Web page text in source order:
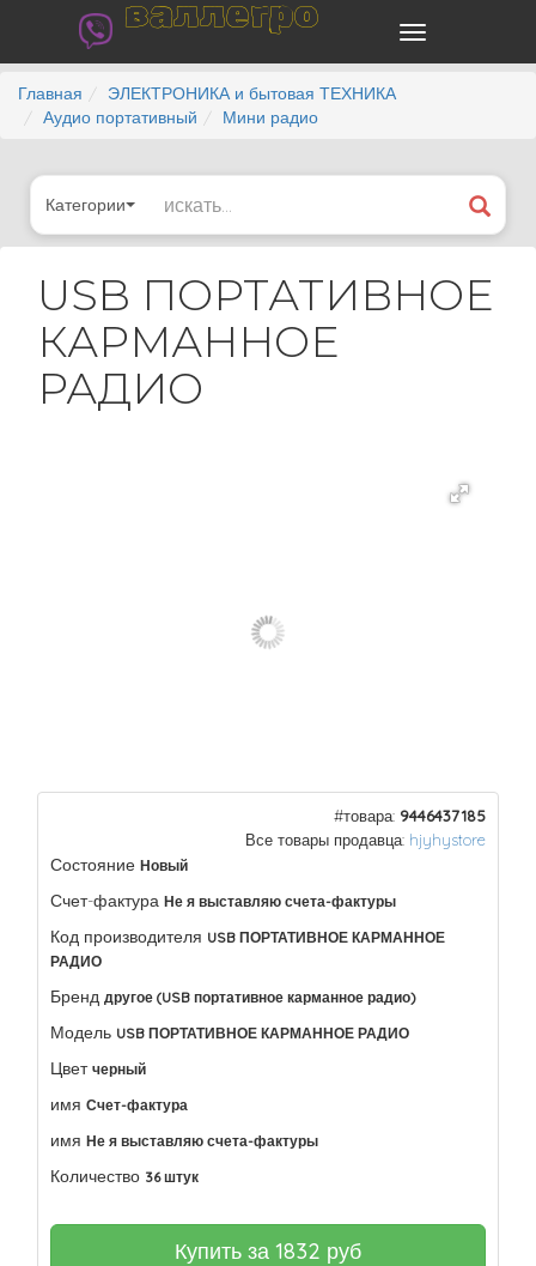
валлегро
Главная
ЭЛЕКТРОНИКА и бытовая ТЕХНИКА
Аудио портативный
Мини радио
Категории
USB ПОРТАТИВНОЕ
КАРМАННОЕ
РАДИО
#товара: 9446437185
Все товары продавца: hjyhystore
Состояние Новый
Счет-фактура Не я выставляю счета-фактуры
Код производителя USB ПОРТАТИВНОЕ КАРМАННОЕ
РАДИО
Бренд другое (USB портативное карманное радио)
Модель USB ПОРТАТИВНОЕ КАРМАННОЕ РАДИО
Цвет черный
имя Счет-фактура
имя Не я выставляю счета-фактуры
Количество 36 штук
Купить за 1832 руб